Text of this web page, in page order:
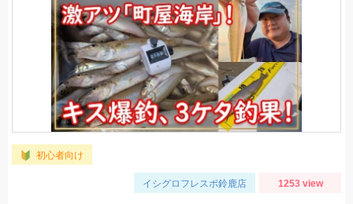
初心者向け
イシグロフレスポ鈴鹿店 1253 view